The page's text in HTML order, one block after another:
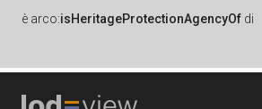
è arco:isHeritageProtectionAgencyOf di